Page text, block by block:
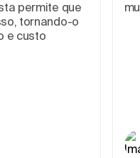
permite que
tornando-o
e custo